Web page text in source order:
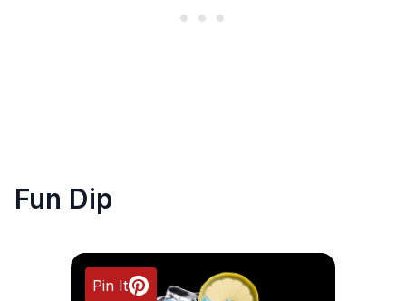
Fun Dip
Pin It